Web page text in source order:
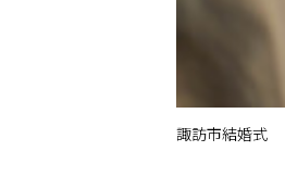
諏訪市結婚式